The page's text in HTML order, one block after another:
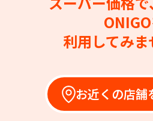
利用してみま
お近くの店舗